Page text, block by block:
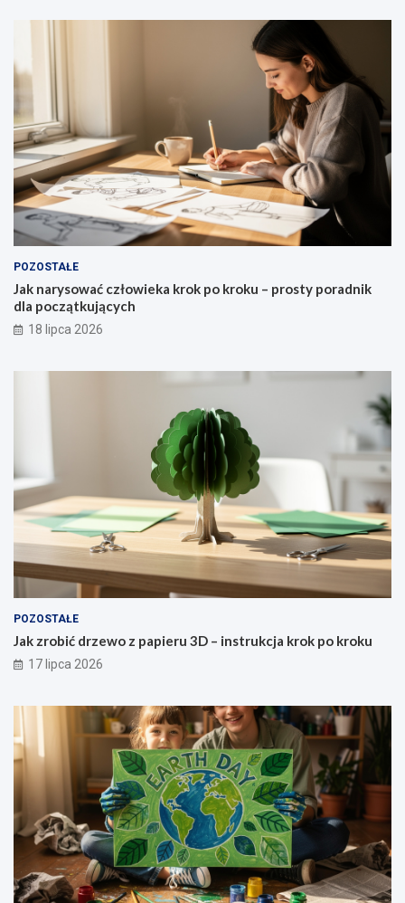
POZOSTAŁE
Jak narysować człowieka krok po kroku – prosty poradnik
dla początkujących
18 lipca 2026
POZOSTAŁE
Jak zrobić drzewo z papieru 3D – instrukcja krok po kroku
17 lipca 2026